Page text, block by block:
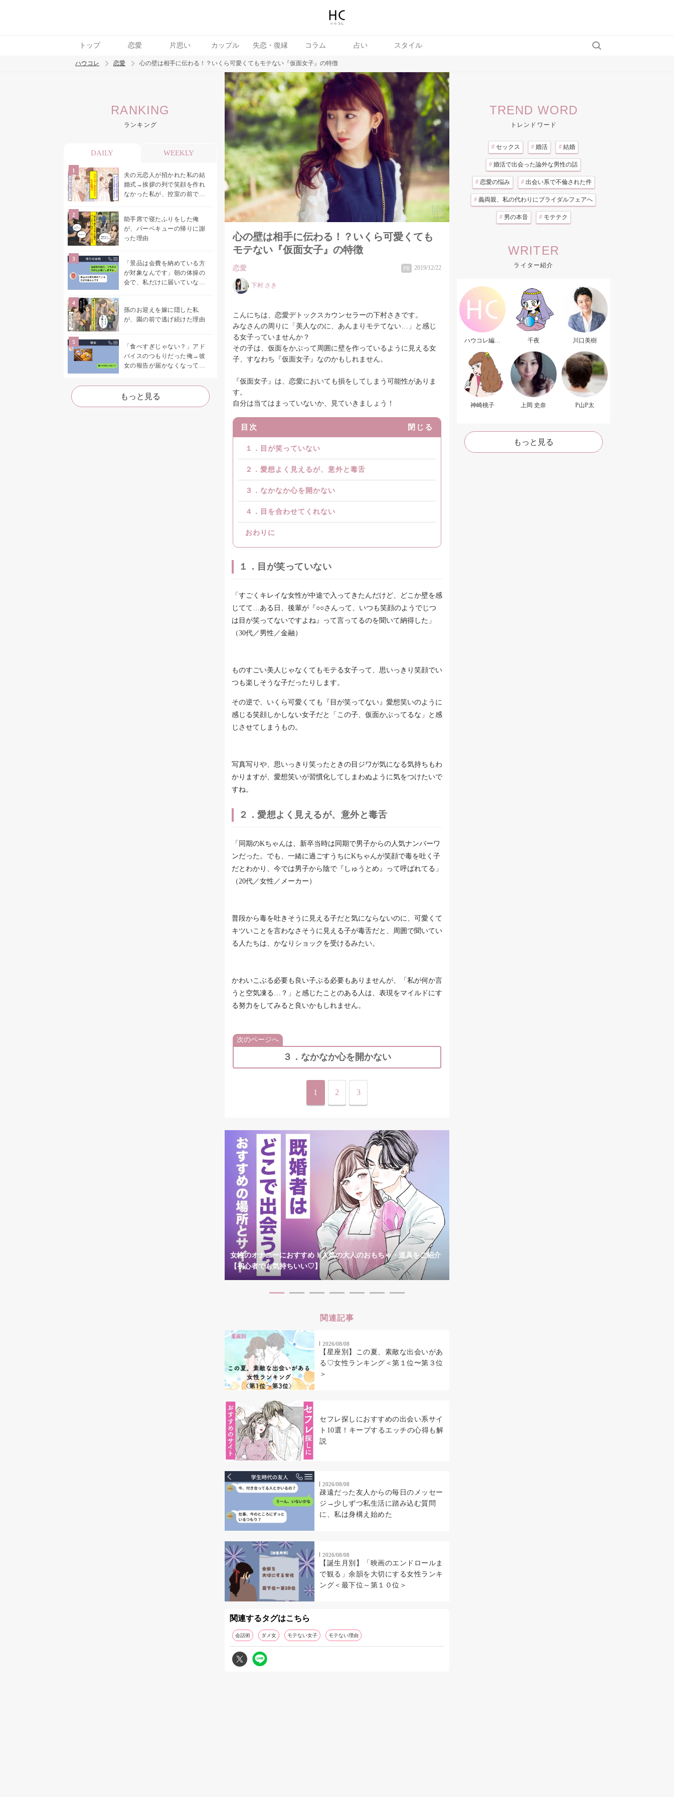
トップ 恋愛 片思い カップル 失恋・復縁 コラム 占い スタイル
トレンド ワード
ハウコレ 恋愛 心の壁は相手に伝わる！？いくら可愛くてもモテない『仮面女子』の特徴
RANKING
ランキング
DAILY WEEKLY
夫の元恋人が招かれた私の結
婚式→挨拶の列で笑顔を作れ
なかった私が、控室の前で彼
助手席で寝たふりをした俺
が、バーベキューの帰りに謝
った理由
「景品は会費を納めている方
が対象なんです」朝の体操の
会で、私だけに届いていなか
孫のお迎えを嫁に隠した私
が、園の前で逃げ続けた理由
「食べすぎじゃない？」アド
バイスのつもりだった俺→彼
女の報告が届かなくなって、
た
もっと見る
心の壁は相手に伝わる！？いくら可愛くても
モテない『仮面女子』の特徴
恋愛 PR 2019/12/22
下村 さき
こんにちは、恋愛デトックスカウンセラーの下村さきです。
みなさんの周りに「美人なのに、あんまりモテてない…」と感じ
る女子っていませんか？
その子は、仮面をかぶって周囲に壁を作っているように見える女
子、すなわち『仮面女子』なのかもしれません。
『仮面女子』は、恋愛においても損をしてしまう可能性がありま
す。
自分は当てはまっていないか、見ていきましょう！
目次 閉じる
１．目が笑っていない
２．愛想よく見えるが、意外と毒舌
３．なかなか心を開かない
４．目を合わせてくれない
おわりに
１．目が笑っていない
「すごくキレイな女性が中途で入ってきたんだけど、どこか壁を感
じてて…ある日、後輩が『○○さんって、いつも笑顔のようでじつ
は目が笑ってないですよね』って言ってるのを聞いて納得した」
（30代／男性／金融）
ものすごい美人じゃなくてもモテる女子って、思いっきり笑顔でい
つも楽しそうな子だったりします。
その逆で、いくら可愛くても『目が笑ってない』愛想笑いのように
感じる笑顔しかしない女子だと「この子、仮面かぶってるな」と感
じさせてしまうもの。
写真写りや、思いっきり笑ったときの目ジワが気になる気持ちもわ
かりますが、愛想笑いが習慣化してしまわぬように気をつけたいで
すね。
２．愛想よく見えるが、意外と毒舌
「同期のKちゃんは、新卒当時は同期で男子からの人気ナンバーワ
ンだった。でも、一緒に過ごすうちにKちゃんが笑顔で毒を吐く子
だとわかり、今では男子から陰で『しゅうとめ』って呼ばれてる」
（20代／女性／メーカー）
普段から毒を吐きそうに見える子だと気にならないのに、可愛くて
キツいことを言わなさそうに見える子が毒舌だと、周囲で聞いてい
る人たちは、かなりショックを受けるみたい。
かわいこぶる必要も良い子ぶる必要もありませんが、「私が何か言
うと空気凍る…？」と感じたことのある人は、表現をマイルドにす
る努力をしてみると良いかもしれません。
次のページへ
３．なかなか心を開かない
1 2 3
女性のオナニーにおすすめ！人気の大人のおもちゃ・道具をご紹介
【初心者でも気持ちいい♡】
関連記事
2026/08/08
【星座別】この夏、素敵な出会いがあ
る♡女性ランキング＜第１位〜第３位
＞
セフレ探しにおすすめの出会い系サイ
ト10選！キープするエッチの心得も解
説
2026/08/08
疎遠だった友人からの毎日のメッセー
ジ→少しずつ私生活に踏み込む質問
に、私は身構え始めた
2026/08/08
【誕生月別】「映画のエンドロールま
で観る」余韻を大切にする女性ランキ
ング＜最下位～第１０位＞
関連するタグはこちら
会話術 ダメ女 モテない女子 モテない理由
TREND WORD
トレンドワード
# セックス # 婚活 # 結婚
# 婚活で出会った論外な男性の話
# 恋愛の悩み # 出会い系で不倫された件
# 義両親、私の代わりにブライダルフェアへ
# 男の本音 # モテテク
WRITER
ライター紹介
ハウコレ編集
千夜 川口美樹
神崎桃子 上岡 史奈 P山P太
もっと見る